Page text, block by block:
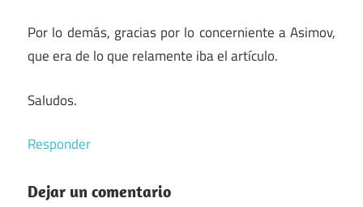
Por lo demás, gracias por lo concerniente a Asimov,
que era de lo que relamente iba el artículo.
Saludos.
Responder
Dejar un comentario